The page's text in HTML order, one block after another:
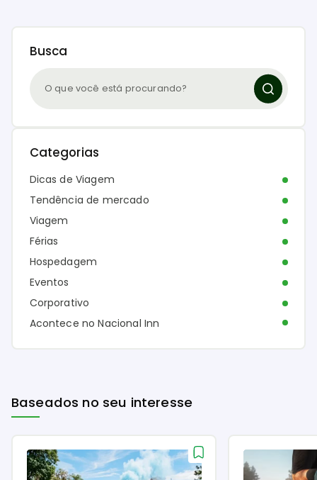
Busca
Categorias
Dicas de Viagem
Tendência de mercado
Viagem
Férias
Hospedagem
Eventos
Corporativo
Acontece no Nacional Inn
Baseados no seu interesse